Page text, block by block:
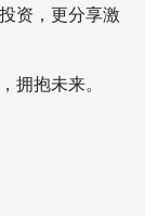
资，更分享激
抱未来。